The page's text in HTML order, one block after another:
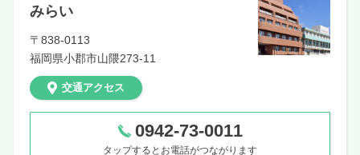
みらい
〒838-0113
福岡県小郡市山隈273-11
交通アクセス
0942-73-0011
タップするとお電話がつながります